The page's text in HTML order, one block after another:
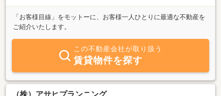
「お客様目線」をモットーに、お客様一人ひとりに最適な不動産を
ご紹介いたします。
この不動産会社が取り扱う
賃貸物件を探す